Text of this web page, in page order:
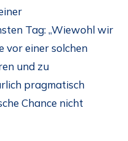
Tag: „Wiewohl wir
vor einer solchen
und zu
pragmatisch
Chance nicht